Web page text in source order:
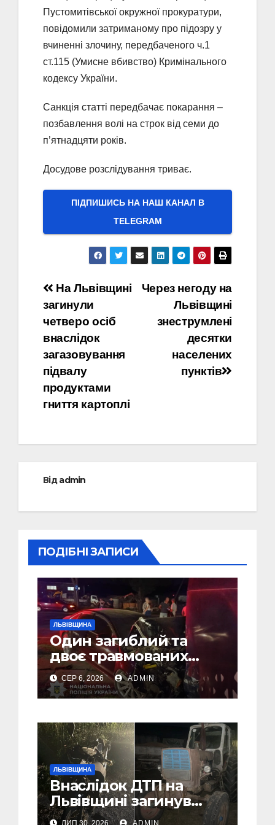
Пустомитівської окружної прокуратури,
повідомили затриманому про підозру у
вчиненні злочину, передбаченого ч.1
ст.115 (Умисне вбивство) Кримінального
кодексу України.
Санкція статті передбачає покарання –
позбавлення волі на строк від семи до
п’ятнадцяти років.
Досудове розслідування триває.
ПІДПИШИСЬ НА НАШ КАНАЛ В
ТELEGRAM
Навігація
записів
Через негоду на
Львівщині
знеструмлені
десятки
населених
пунктів
На Львівщині
загинули
четверо осіб
внаслідок
загазовування
підвалу
продуктами
гниття картоплі
Відadmin
ПОДІБНІ ЗАПИСИ
ЛЬВІВЩИНА
Один загиблий та
двоє травмованих
внаслідок ДТП на
Самбірщині
СЕР 6, 2026 ADMIN
ЛЬВІВЩИНА
Внаслідок ДТП на
Львівщині загинув
малолітній водій
ЛИП 30, 2026 ADMIN